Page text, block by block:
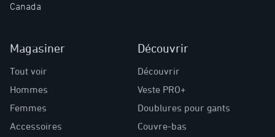
Canada
Magasiner
Tout voir
Hommes
Femmes
Accessoires
Découvrir
Découvrir
Veste PRO+
Doublures pour gants
Couvre-bas